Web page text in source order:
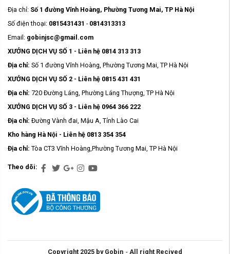
Địa chỉ: Số 1 đường Vĩnh Hoàng, Phường Tương Mai, TP Hà Nội
Số điện thoại: 0815431431 - 0814313313
Email: gobinjsc@gmail.com
XƯỞNG DỊCH VỤ SỐ 1 - Liên hệ 0814 313 313
Địa chỉ: Số 1 đường Vĩnh Hoàng, Phường Tương Mai, TP Hà Nội
XƯỞNG DỊCH VỤ SỐ 2 - Liên hệ 0815 431 431
Địa chỉ: 720 Đường Láng, Phường Láng Thượng, TP Hà Nội
XƯỞNG DỊCH VỤ SỐ 3 - Liên hệ 0964 366 222
Địa chỉ: Đường Vành đai, Mậu A, Tỉnh Lào Cai
Kho hàng Hà Nội - Liên hệ 0813 354 354
Địa chỉ: Tòa CT3 Vĩnh Hoàng,Phường Tương Mai, TP Hà Nội
Theo dõi:
Copyright 2025 by Gobin - All right Recived